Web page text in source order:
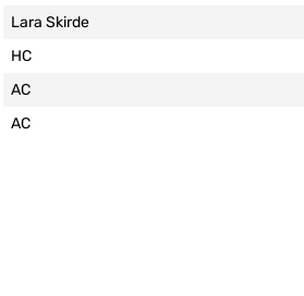
Lara Skirde
HC
AC
AC